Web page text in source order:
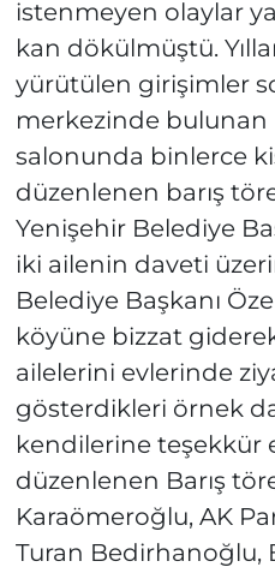
istenmeyen olaylar
kan dökülmüştü.
yürütülen girişimler
merkezinde
salonunda binlerce
düzenlenen barış
Yenişehir Belediye
iki ailenin daveti
Belediye Başkanı
köyüne bizzat
ailelerini evlerinde
gösterdikleri örnek
kendilerine teşekkür
düzenlenen Barış
Karaömeroğlu, AK
Turan Bedirhanoğlu,